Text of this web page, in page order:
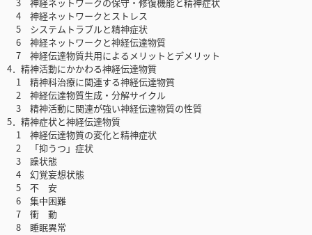
4 神経ネットワークとストレス
5 システムトラブルと精神症状
6 神経ネットワークと神経伝達物質
7 神経伝達物質共用によるメリットとデメリット
4．精神活動にかかわる神経伝達物質
1 精神科治療に関連する神経伝達物質
2 神経伝達物質生成・分解サイクル
3 精神活動に関連が強い神経伝達物質の性質
5．精神症状と神経伝達物質
1 神経伝達物質の変化と精神症状
2 「抑うつ」症状
3 躁状態
4 幻覚妄想状態
5 不 安
6 集中困難
7 衝 動
8 睡眠異常